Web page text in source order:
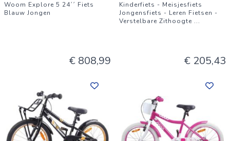
Woom Explore 5 24´´ Fiets
Blauw Jongen
€ 808,99
Kinderfiets - Meisjesfiets
Jongensfiets - Leren Fietsen -
Verstelbare Zithoogte ...
€ 205,43